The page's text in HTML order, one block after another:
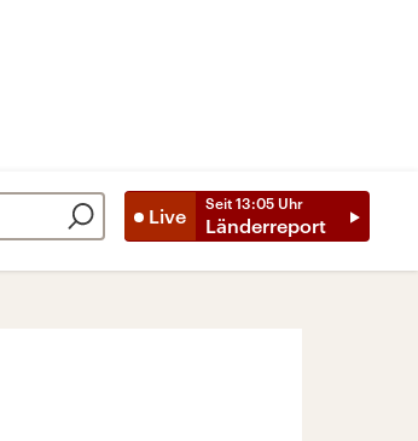
Live
Seit 13:05 Uhr
Länderreport